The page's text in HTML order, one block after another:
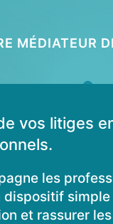
MÉDIATEUR
vos litiges
les
dispositif
et rassurer les